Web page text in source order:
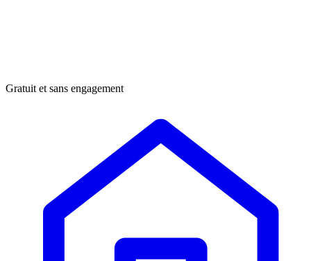
Gratuit et sans engagement